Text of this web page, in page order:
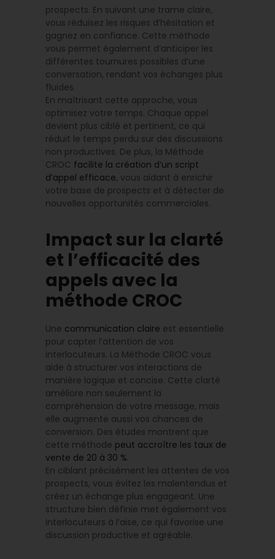
prospects. En suivant une trame claire,
vous réduisez les risques d’hésitation et
gagnez en confiance. Cette méthode
vous permet également d’anticiper les
différentes tournures possibles d’une
conversation, rendant vos échanges plus
fluides.
En maîtrisant cette approche, vous
optimisez votre temps. Chaque appel
devient plus ciblé et pertinent, ce qui
réduit le temps perdu sur des discussions
non productives. De plus, la Méthode
CROC facilite la création d’un script
d’appel efficace, vous aidant à enrichir
votre base de prospects et à détecter de
nouvelles opportunités commerciales.
Impact sur la clarté
et l’efficacité des
appels avec la
méthode CROC
Une communication claire est essentielle
pour capter l’attention de vos
interlocuteurs. La Méthode CROC vous
aide à structurer vos interactions de
manière logique et concise. Cette clarté
améliore non seulement la
compréhension de votre message, mais
elle augmente aussi vos chances de
conversion. Des études montrent que
cette méthode peut accroître les taux de
vente de 20 à 30 %.
En ciblant précisément les attentes de vos
prospects, vous évitez les malentendus et
créez un échange plus engageant. Une
structure bien définie met également vos
interlocuteurs à l’aise, ce qui favorise une
discussion productive et agréable.